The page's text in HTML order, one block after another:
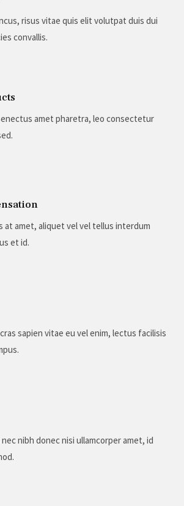
risus vitae quis elit volutpat duis dui
convallis.
amet pharetra, leo consectetur
at amet, aliquet vel vel tellus interdum
et id.
sapien vitae eu vel enim, lectus facilisis
nibh donec nisi ullamcorper amet, id